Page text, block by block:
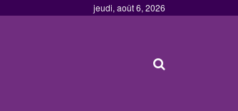
jeudi, août 6, 2026